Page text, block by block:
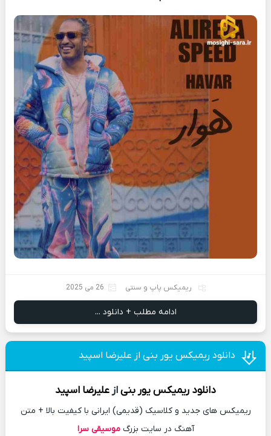
ریمیکس پاپ و سنتی 26 می 2025
ادامه مطلب + دانلود ...
دانلود ریمیکس یور بنی از علیرضا اسپید
دانلود ریمیکسیور بنیازعلیرضا اسپید
ریمیکس های جدید و کلاسیک (قدیمی) ایرانی با کیفیت بالا + متن
آهنگ در سایت بزرگموسیقی سرا